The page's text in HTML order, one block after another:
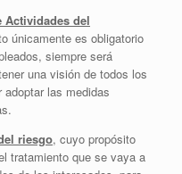
Actividades del
únicamente es obligatorio
siempre será
una visión de todos los
las medidas
riesgo, cuyo propósito
tratamiento que se vaya a